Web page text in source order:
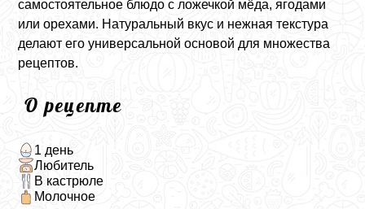
самостоятельное блюдо с ложечкой мёда, ягодами
или орехами. Натуральный вкус и нежная текстура
делают его универсальной основой для множества
рецептов.
О рецепте
1 день
Любитель
В кастрюле
Молочное